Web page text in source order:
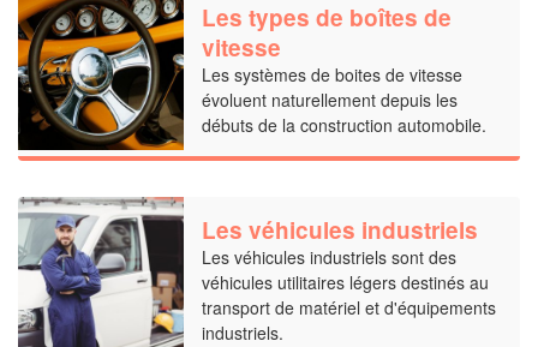
Les types de boîtes de
vitesse
Les systèmes de boites de vitesse
évoluent naturellement depuis les
débuts de la construction automobile.
Les véhicules industriels
Les véhicules industriels sont des
véhicules utilitaires légers destinés au
transport de matériel et d'équipements
industriels.